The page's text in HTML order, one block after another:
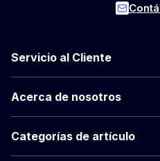
Servicio al Cliente
Acerca de nosotros
Categorías de artículo